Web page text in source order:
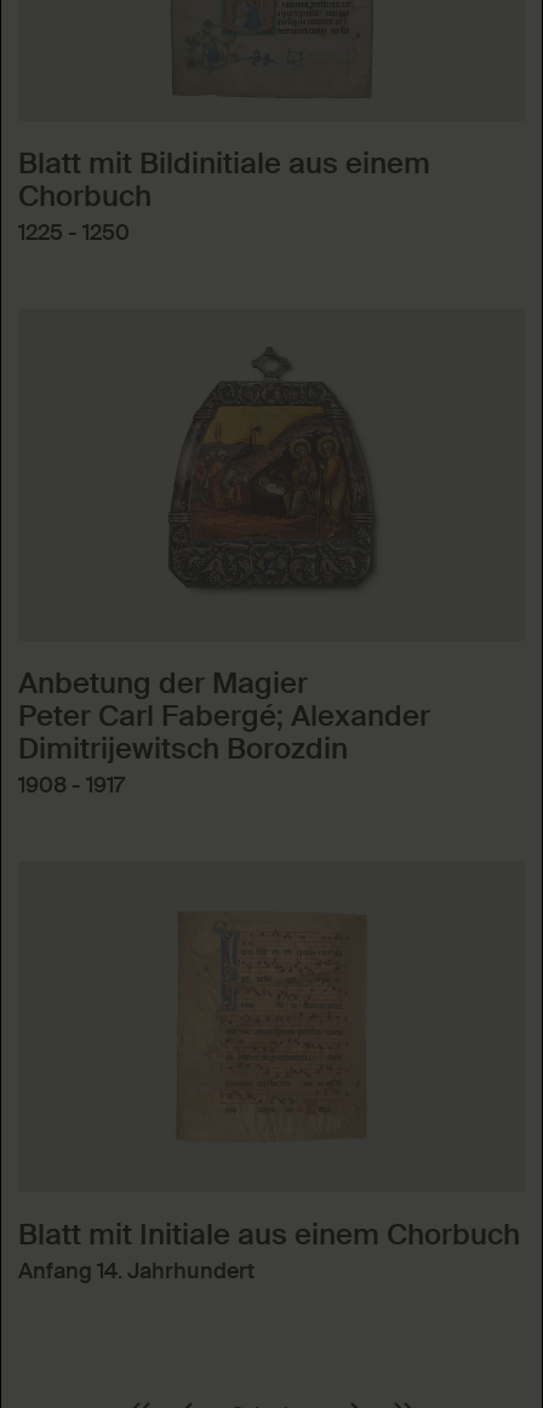
Blatt mit Bildinitiale aus einem
Chorbuch
1225 - 1250
Anbetung der Magier
Peter Carl Fabergé; Alexander
Dimitrijewitsch Borozdin
1908 - 1917
Blatt mit Initiale aus einem Chorbuch
Anfang 14. Jahrhundert